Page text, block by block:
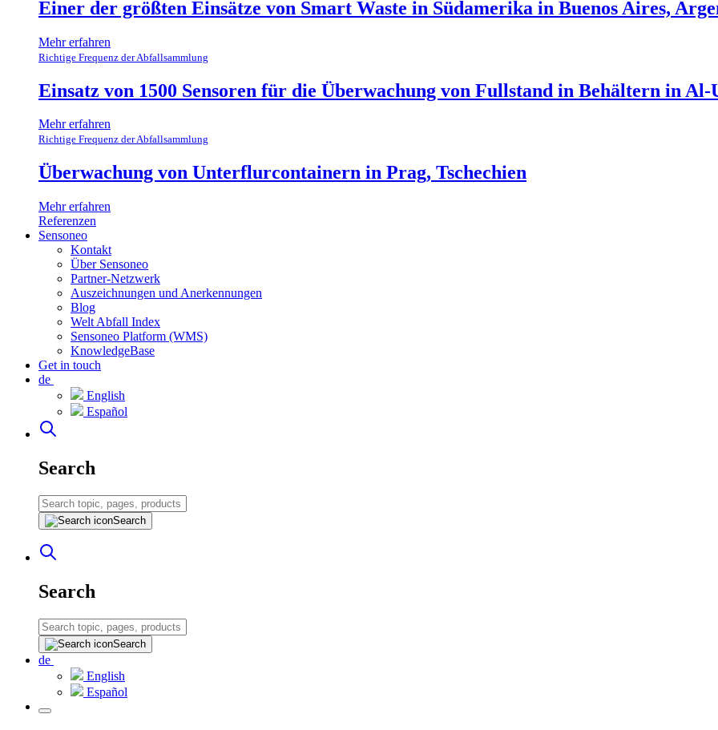
Einer der größten Einsätze von Smart Waste in Südamerika in Buenos Aires,
Mehr erfahren
Richtige Frequenz der Abfallsammlung
Einsatz von 1500 Sensoren für die Überwachung von Fullstand in Behältern in
Mehr erfahren
Richtige Frequenz der Abfallsammlung
Überwachung von Unterflurcontainern in Prag, Tschechien
Mehr erfahren
Referenzen
Sensoneo
Kontakt
Über Sensoneo
Partner-Netzwerk
Auszeichnungen und Anerkennungen
Blog
Welt Abfall Index
Sensoneo Platform (WMS)
KnowledgeBase
Get in touch
de
English
Español
Search
Search
Search
Search
de
English
Español